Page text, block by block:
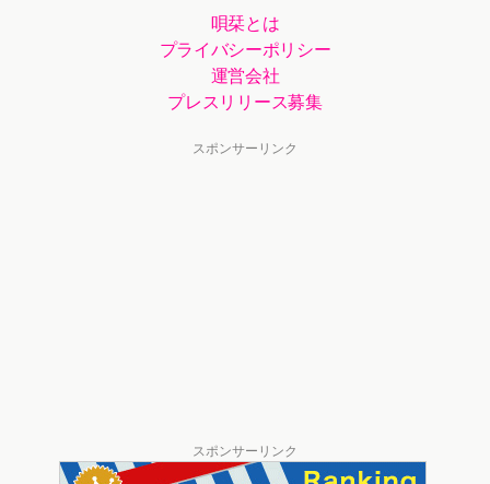
唄栞とは
プライバシーポリシー
運営会社
プレスリリース募集
スポンサーリンク
スポンサーリンク